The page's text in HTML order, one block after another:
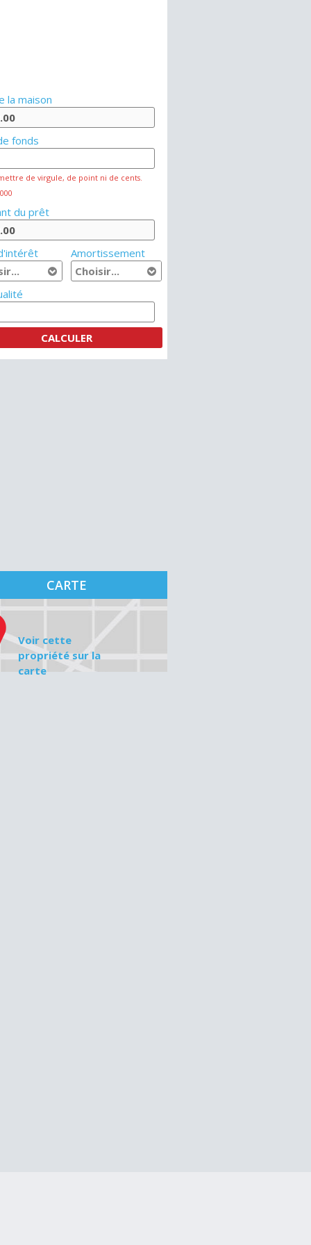
la maison
fonds
de virgule, de point ni de cents.
du prêt
Amortissement
CARTE
Voir cette
propriété sur la
carte